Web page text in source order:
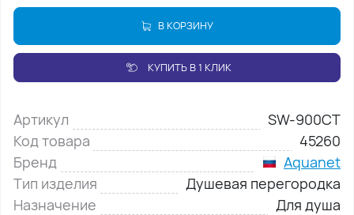
В КОРЗИНУ
КУПИТЬ В 1 КЛИК
Артикул
SW-900CT
Код товара
45260
Бренд
Aquanet
Тип изделия
Душевая перегородка
Назначение
Для душа